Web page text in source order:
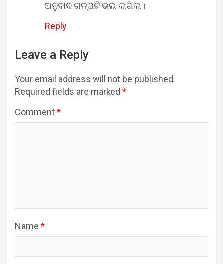
ଅନୁବାଦ ଗଳ୍ପଟି ଭଲ ଲାଗିଲା।
Reply
Leave a Reply
Your email address will not be published.
Required fields are marked *
Comment*
Name *